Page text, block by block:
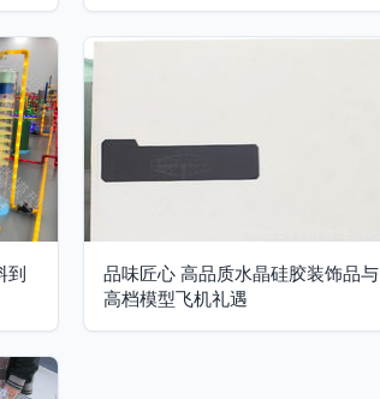
到
品味匠心 高品质水晶硅胶装饰品与
高档模型飞机礼遇